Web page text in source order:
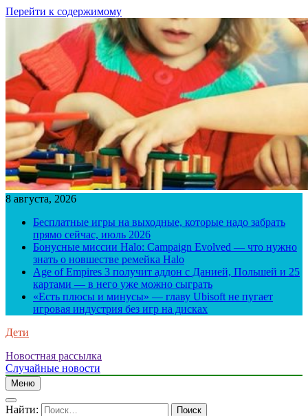
Перейти к содержимому
8 августа, 2026
Бесплатные игры на выходные, которые надо забрать
прямо сейчас, июль 2026
Бонусные миссии Halo: Campaign Evolved — что нужно
знать о новшестве ремейка Halo
Age of Empires 3 получит аддон с Данией, Польшей и 25
картами — в него уже можно сыграть
«Есть плюсы и минусы» — главу Ubisoft не пугает
игровая индустрия без игр на дисках
Дети
Новостная рассылка
Случайные новости
Меню
Найти: